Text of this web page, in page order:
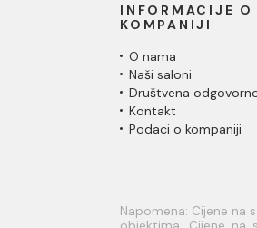
INFORMACIJE O
KOMPANIJI
O nama
Naši saloni
Društvena
Kontakt
Podaci o kompaniji
Napomena: Cijene na